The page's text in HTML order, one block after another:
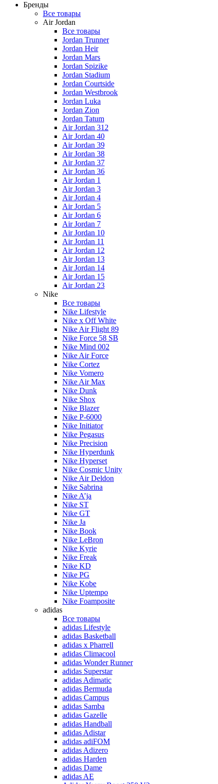
Бренды
Все товары
Air Jordan
Все товары
Jordan Trunner
Jordan Heir
Jordan Mars
Jordan Spizike
Jordan Stadium
Jordan Courtside
Jordan Westbrook
Jordan Luka
Jordan Zion
Jordan Tatum
Air Jordan 312
Air Jordan 40
Air Jordan 39
Air Jordan 38
Air Jordan 37
Air Jordan 36
Air Jordan 1
Air Jordan 3
Air Jordan 4
Air Jordan 5
Air Jordan 6
Air Jordan 7
Air Jordan 10
Air Jordan 11
Air Jordan 12
Air Jordan 13
Air Jordan 14
Air Jordan 15
Air Jordan 23
Nike
Все товары
Nike Lifestyle
Nike x Off White
Nike Air Flight 89
Nike Force 58 SB
Nike Mind 002
Nike Air Force
Nike Cortez
Nike Vomero
Nike Air Max
Nike Dunk
Nike Shox
Nike Blazer
Nike P-6000
Nike Initiator
Nike Pegasus
Nike Precision
Nike Hyperdunk
Nike Hyperset
Nike Cosmic Unity
Nike Air Deldon
Nike Sabrina
Nike A’ja
Nike ST
Nike GT
Nike Ja
Nike Book
Nike LeBron
Nike Kyrie
Nike Freak
Nike KD
Nike PG
Nike Kobe
Nike Uptempo
Nike Foamposite
adidas
Все товары
adidas Lifestyle
adidas Basketball
adidas x Pharrell
adidas Climacool
adidas Wonder Runner
adidas Superstar
adidas Adimatic
adidas Bermuda
adidas Campus
adidas Samba
adidas Gazelle
adidas Handball
adidas Adistar
adidas adiFOM
adidas Adizero
adidas Harden
adidas Dame
adidas AE